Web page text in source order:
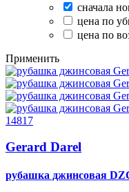
сначала
цена по
цена по
Применить
14817
Gerard Darel
рубашка джинсовая